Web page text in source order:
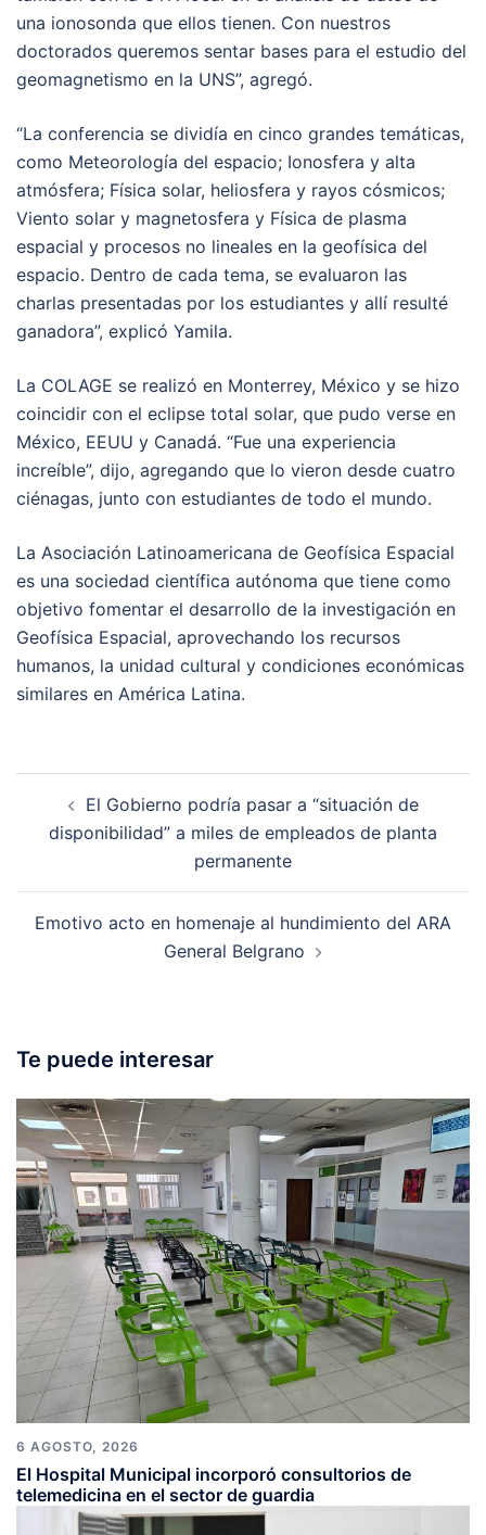
una ionosonda que ellos tienen. Con nuestros
doctorados queremos sentar bases para el estudio del
geomagnetismo en la UNS”, agregó.
“La conferencia se dividía en cinco grandes temáticas,
como Meteorología del espacio; Ionosfera y alta
atmósfera; Física solar, heliosfera y rayos cósmicos;
Viento solar y magnetosfera y Física de plasma
espacial y procesos no lineales en la geofísica del
espacio. Dentro de cada tema, se evaluaron las
charlas presentadas por los estudiantes y allí resulté
ganadora”, explicó Yamila.
La COLAGE se realizó en Monterrey, México y se hizo
coincidir con el eclipse total solar, que pudo verse en
México, EEUU y Canadá. “Fue una experiencia
increíble”, dijo, agregando que lo vieron desde cuatro
ciénagas, junto con estudiantes de todo el mundo.
La Asociación Latinoamericana de Geofísica Espacial
es una sociedad científica autónoma que tiene como
objetivo fomentar el desarrollo de la investigación en
Geofísica Espacial, aprovechando los recursos
humanos, la unidad cultural y condiciones económicas
similares en América Latina.
navigation
El Gobierno podría pasar a “situación de
disponibilidad” a miles de empleados de planta
permanente
Emotivo acto en homenaje al hundimiento del ARA
General Belgrano
Te puede interesar
6 AGOSTO, 2026
El Hospital Municipal incorporó consultorios de
telemedicina en el sector de guardia